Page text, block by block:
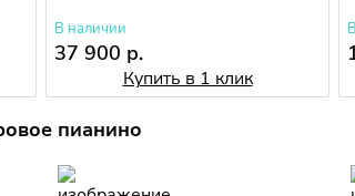
В наличии
37 900 р.
Купить в 1 клик
пианино